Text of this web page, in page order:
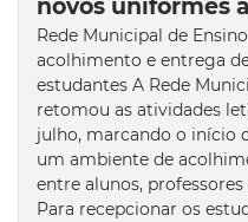
novos uniformes
Rede Municipal de
acolhimento e entrega
estudantes A Rede
retomou as atividades
julho, marcando o início
um ambiente de
entre alunos,
Para recepcionar os